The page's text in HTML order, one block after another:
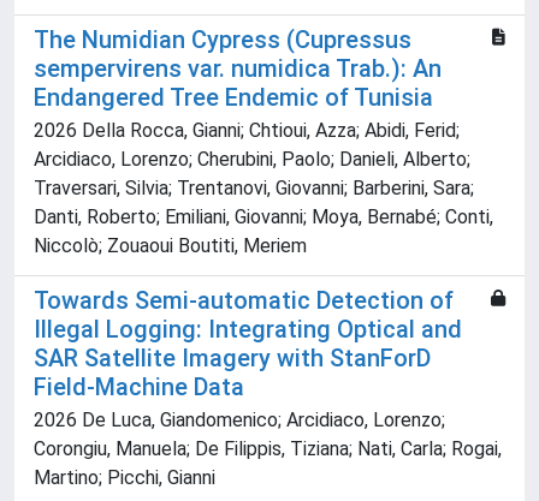
The Numidian Cypress (Cupressus
sempervirens var. numidica Trab.): An
Endangered Tree Endemic of Tunisia
2026 Della Rocca, Gianni; Chtioui, Azza; Abidi, Ferid;
Arcidiaco, Lorenzo; Cherubini, Paolo; Danieli, Alberto;
Traversari, Silvia; Trentanovi, Giovanni; Barberini, Sara;
Danti, Roberto; Emiliani, Giovanni; Moya, Bernabé; Conti,
Niccolò; Zouaoui Boutiti, Meriem
Towards Semi-automatic Detection of
Illegal Logging: Integrating Optical and
SAR Satellite Imagery with StanForD
Field-Machine Data
2026 De Luca, Giandomenico; Arcidiaco, Lorenzo;
Corongiu, Manuela; De Filippis, Tiziana; Nati, Carla; Rogai,
Martino; Picchi, Gianni